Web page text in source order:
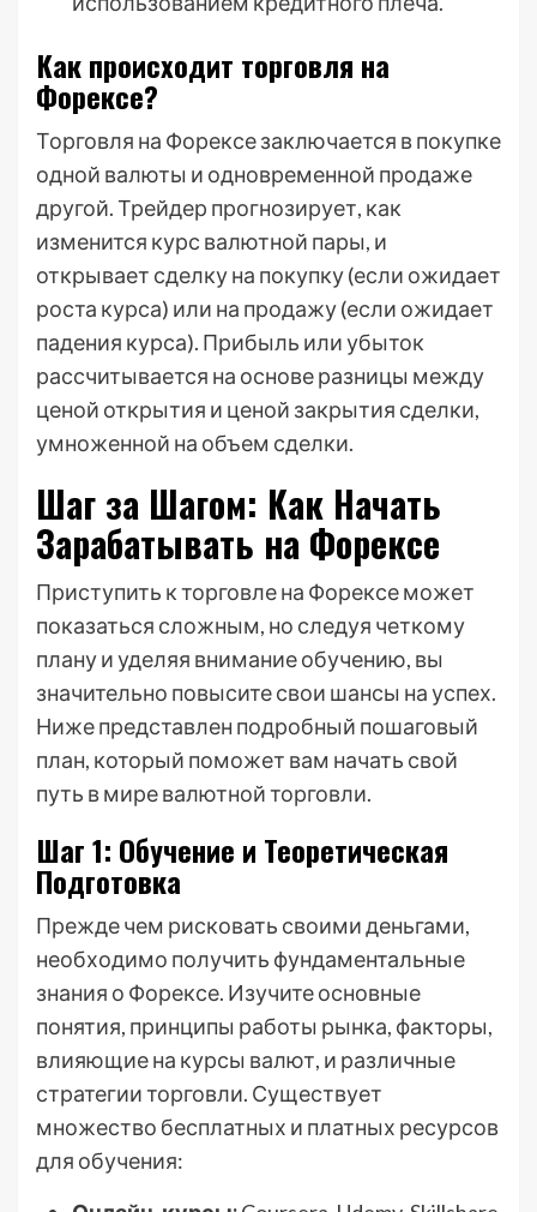
Как происходит торговля на
Форексе?
Торговля на Форексе заключается в покупке
одной валюты и одновременной продаже
другой. Трейдер прогнозирует, как
изменится курс валютной пары, и
открывает сделку на покупку (если ожидает
роста курса) или на продажу (если ожидает
падения курса). Прибыль или убыток
рассчитывается на основе разницы между
ценой открытия и ценой закрытия сделки,
умноженной на объем сделки.
Шаг за Шагом: Как Начать
Зарабатывать на Форексе
Приступить к торговле на Форексе может
показаться сложным, но следуя четкому
плану и уделяя внимание обучению, вы
значительно повысите свои шансы на успех.
Ниже представлен подробный пошаговый
план, который поможет вам начать свой
путь в мире валютной торговли.
Шаг 1: Обучение и Теоретическая
Подготовка
Прежде чем рисковать своими деньгами,
необходимо получить фундаментальные
знания о Форексе. Изучите основные
понятия, принципы работы рынка, факторы,
влияющие на курсы валют, и различные
стратегии торговли. Существует
множество бесплатных и платных ресурсов
для обучения: